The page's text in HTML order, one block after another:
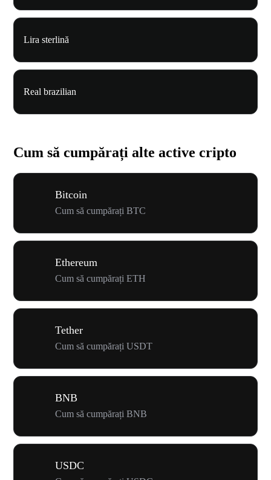
Lira sterlină
Real brazilian
Cum să cumpărați alte active cripto
Bitcoin
Cum să cumpărați BTC
Ethereum
Cum să cumpărați ETH
Tether
Cum să cumpărați USDT
BNB
Cum să cumpărați BNB
USDC